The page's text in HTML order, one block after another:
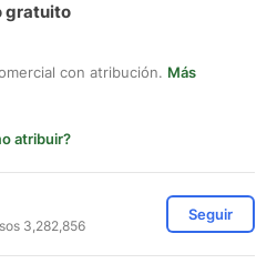
gratuito
con atribución. Más
atribuir?
3,282,856
Seguir